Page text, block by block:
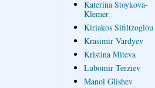
Katerina Stoykova-
Klemer
Kiriakos Sifiltzoglou
Krasimir Vardyev
Kristina Miteva
Lubomir Terziev
Manol Glishev